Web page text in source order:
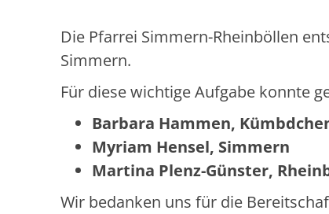
Die Pfarrei Simmern-Rheinböllen
Simmern.
Für diese wichtige Aufgabe konnte
Barbara Hammen,
Myriam Hensel, Simmern
Martina Plenz-Günster,
Wir bedanken uns für die